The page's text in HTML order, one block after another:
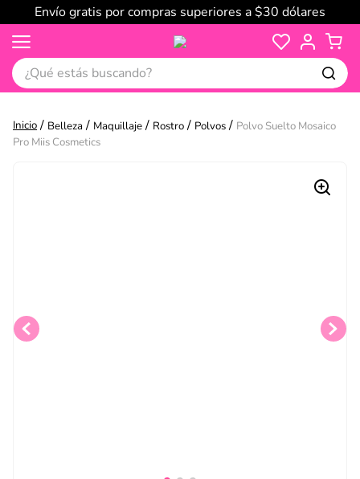
Envío gratis por compras superiores a $30 dólares
¿Qué estás buscando?
Belleza Maquillaje Rostro Polvos
Polvo Suelto Mosaico
Pro Miis Cosmetics